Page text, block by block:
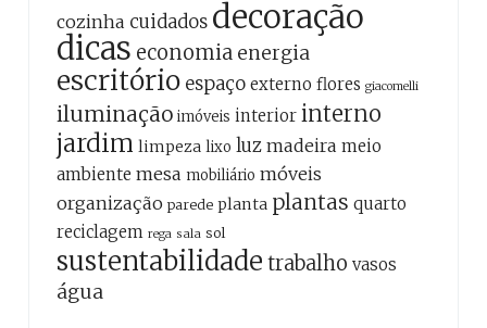
cozinha cuidados decoração
dicas economia energia
escritório espaço externo flores giacomelli
iluminação imóveis interior interno
jardim limpeza lixo luz madeira meio
ambiente mesa mobiliário móveis
organização parede planta plantas quarto
reciclagem rega sala sol
sustentabilidade trabalho vasos
água